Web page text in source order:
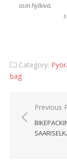
osin hylkivä.
Category:
bag
selaus
Previous